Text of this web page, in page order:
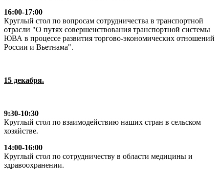
16:00-17:00
Круглый стол по вопросам сотрудничества в транспортной
отрасли "О путях совершенствования транспортной системы
ЮВА в процессе развития торгово-экономических отношений
России и Вьетнама".
15 декабря.
9:30-10:30
Круглый стол по взаимодействию наших стран в сельском
хозяйстве.
14:00-16:00
Круглый стол по сотрудничеству в области медицины и
здравоохранении.